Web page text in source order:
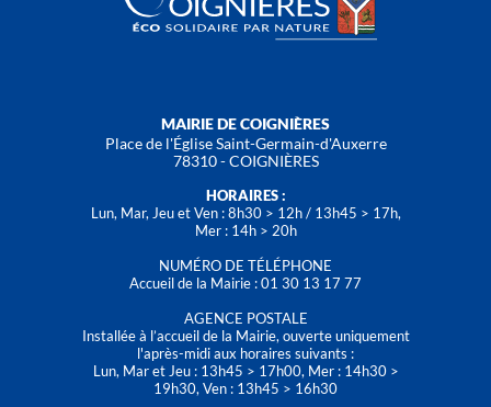
MAIRIE DE COIGNIÈRES
Place de l'Église Saint-Germain-d'Auxerre
78310 - COIGNIÈRES
HORAIRES :
Lun, Mar, Jeu et Ven : 8h30 > 12h / 13h45 > 17h,
Mer : 14h > 20h
NUMÉRO DE TÉLÉPHONE
Accueil de la Mairie : 01 30 13 17 77
AGENCE POSTALE
Installée à l’accueil de la Mairie, ouverte uniquement
l'après-midi aux horaires suivants :
Lun, Mar et Jeu : 13h45 > 17h00, Mer : 14h30 >
19h30, Ven : 13h45 > 16h30